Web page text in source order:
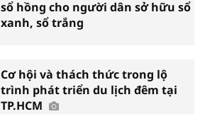
sổ hồng cho người dân sở hữu sổ
xanh, sổ trắng
Cơ hội và thách thức trong lộ
trình phát triển du lịch đêm tại
TP.HCM